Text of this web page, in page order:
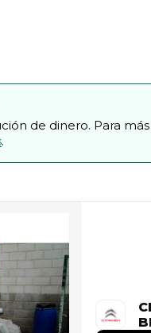
de dinero. Para
.